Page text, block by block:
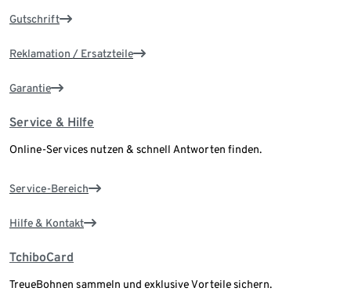
Gutschrift
Reklamation / Ersatzteile
Garantie
Service & Hilfe
Online-Services nutzen & schnell Antworten finden.
Service-Bereich
Hilfe & Kontakt
TchiboCard
TreueBohnen sammeln und exklusive Vorteile sichern.